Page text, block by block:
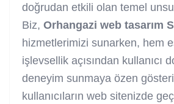
doğrudan etkili olan temel
Biz, Orhangazi web tasarım
hizmetlerimizi sunarken, hem
işlevsellik açısından kullanıcı
deneyim sunmaya özen
kullanıcıların web sitenizde